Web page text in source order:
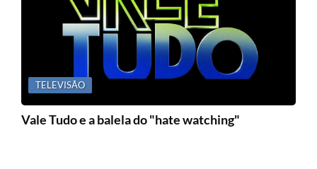
TELEVISÃO
Vale Tudo e a balela do "hate watching"